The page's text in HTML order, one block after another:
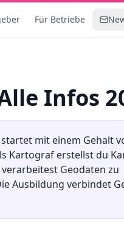
Für Betriebe
Infos
startet mit einem Gehalt
Kartograf erstellst du
Geodaten zu
Ausbildung verbindet